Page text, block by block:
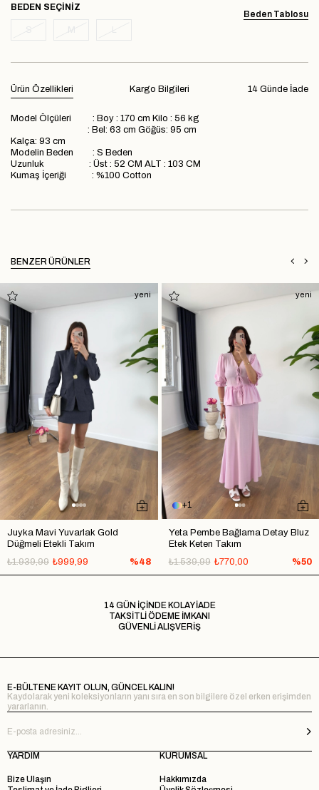
Beden Tablosu
BEDEN
Ürün Özellikleri 14 Günde İade
Kargo Bilgileri
Model Ölçüleri : Boy : 170 cm Kilo : 56 kg
: Bel: 63 cm Göğüs: 95 cm
Kalça: 93 cm
Modelin Beden : S Beden
Uzunluk : Üst : 52 CM ALT : 103 CM
Kumaş İçeriği : %100 Cotton
BENZER ÜRÜNLER
Juyka Mavi Yuvarlak Gold
Düğmeli Etekli Takım
₺999,99
₺1.939,99 %48
yeni
1
Yeta Pembe Bağlama Detay Bluz
Etek Keten Takım
₺770,00
₺1.539,99 %50
yeni
14 GÜN İÇİNDE KOLAY İADE
TAKSİTLİ ÖDEME İMKANI
GÜVENLİ ALIŞVERİŞ
E-BÜLTENE KAYIT OLUN, GÜNCEL KALIN!
Kaydolarak yeni koleksiyonların yanı sıra en son bilgilere özel erken erişimden
yararlanın.
YARDIM
Bize Ulaşın
KURUMSAL
Hakkımızda